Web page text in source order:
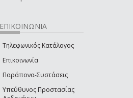
ΕΠΙΚΟΙΝΩΝΙΑ
Τηλεφωνικός Κατάλογος
Επικοινωνία
Παράπονα-Συστάσεις
Υπεύθυνος Προστασίας